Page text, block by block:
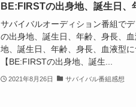
BE:FIRSTの出身地、誕生日、
サバイバルオーディション番組で
の出身地、誕生日、年齢、身長、
地、誕生日、年齢、身長、血液型
【BE:FIRSTの出身地、誕生...
2021年8月26日 サバイバル番組感想